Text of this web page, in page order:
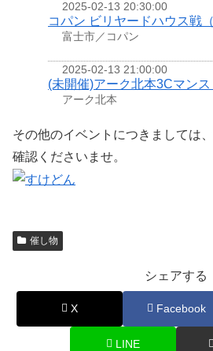
2025-02-13 20:30:00
コパン ビリヤードハウス戦
富士市／コパン
2025-02-13 21:00:00
(未開催)アーク北本3Cマン
アーク北本
その他のイベントにつきましては
確認くださいませ。
催し物
シェアする
X Facebook
LINE